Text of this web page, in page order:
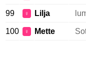
99 ♀ Lilja
100 ♀ Mette